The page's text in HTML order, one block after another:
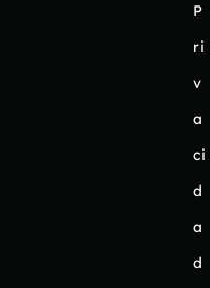
P
ri
v
a
ci
d
a
d